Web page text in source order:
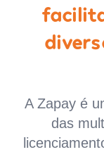
A Zapay é
das